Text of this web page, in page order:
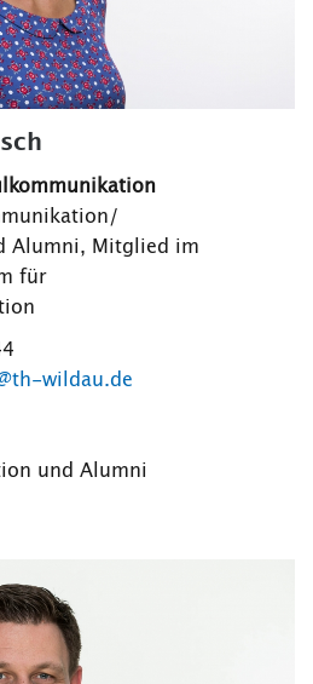
Alumni, Mitglied im
für
wildau.de
und Alumni